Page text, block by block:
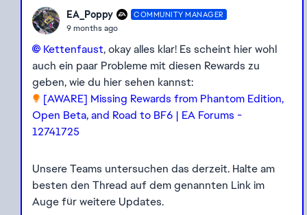
EA_Poppy COMMUNITY MANAGER
9 months ago
Kettenfaust​, okay alles klar! Es scheint hier wohl
auch ein paar Probleme mit diesen Rewards zu
geben, wie du hier sehen kannst:
[AWARE] Missing Rewards from Phantom Edition,
Open Beta, and Road to BF6 | EA Forums -
12741725
Unsere Teams untersuchen das derzeit. Halte am
besten den Thread auf dem genannten Link im
Auge für weitere Updates.